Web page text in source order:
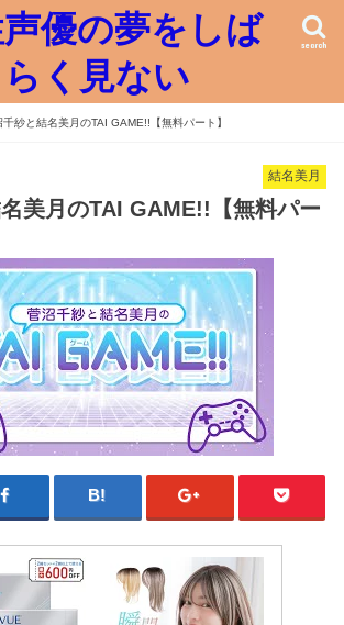
優の夢をしば
らく見ない
search
千紗と結名美月のTAI GAME!!【無料パート】
結名美月
美月のTAI GAME!!【無料パー